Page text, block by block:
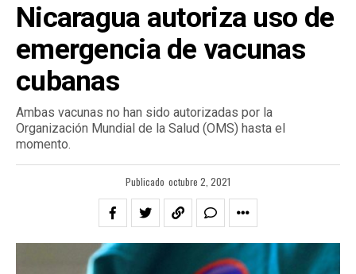
Nicaragua autoriza uso de
emergencia de vacunas
cubanas
Ambas vacunas no han sido autorizadas por la
Organización Mundial de la Salud (OMS) hasta el
momento.
Publicado octubre 2, 2021